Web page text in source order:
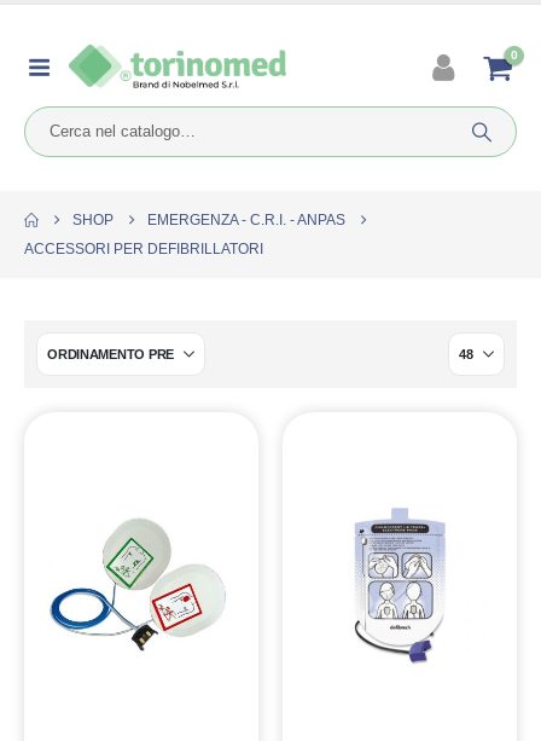
0
SHOP
EMERGENZA - C.R.I. - ANPAS
ACCESSORI PER DEFIBRILLATORI